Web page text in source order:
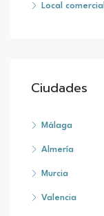
Local comercial
Ciudades
Málaga
Almería
Murcia
Valencia